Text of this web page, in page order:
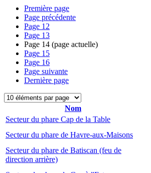
Première page
Page précédente
Page 12
Page 13
Page 14 (page actuelle)
Page 15
Page 16
Page suivante
Dernière page
Nom
Secteur du phare Cap de la Table
Secteur du phare de Havre-aux-Maisons
Secteur du phare de Batiscan (feu de
direction arrière)